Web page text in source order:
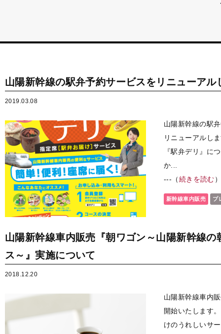
山陽新幹線の駅弁予約サービスをリニューアル
2019.03.08
山陽新幹線の駅
リニューアルし
『駅弁デリ』に
か...
---（続きを読む
新幹線車内販売 プ
山陽新幹線車内販売『朝ワゴン～山陽新幹線
ス～』実施について
2018.12.20
山陽新幹線車内
開始いたします
けのうれしいサ